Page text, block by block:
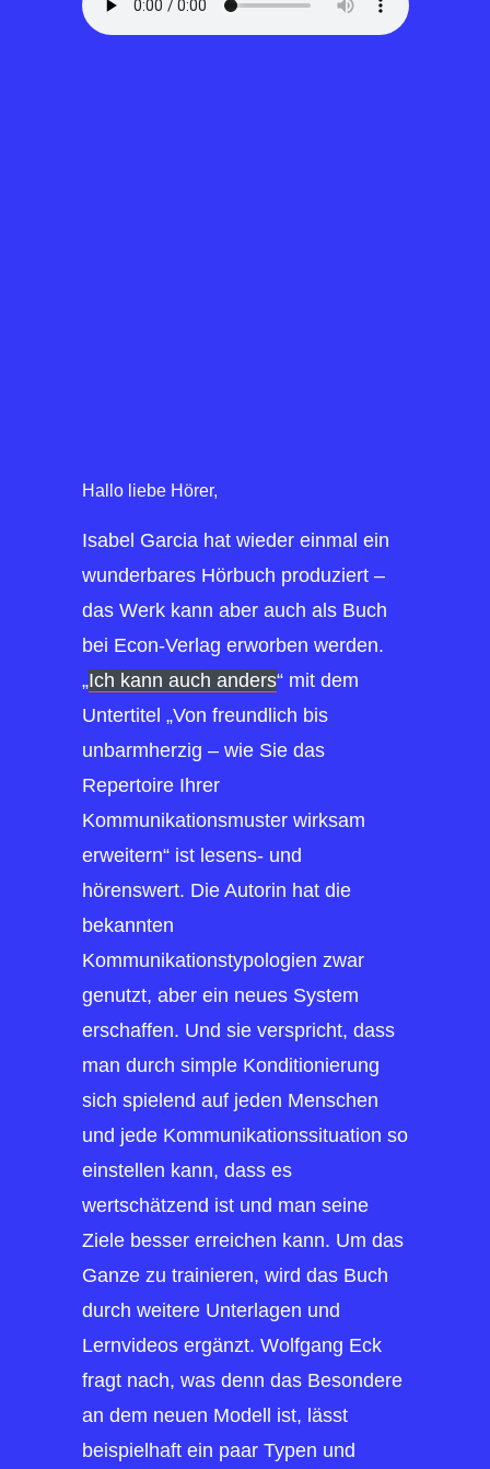
Hallo liebe Hörer,
Isabel Garcia hat wieder einmal ein
wunderbares Hörbuch produziert –
das Werk kann aber auch als Buch
bei Econ-Verlag erworben werden.
„Ich kann auch anders“ mit dem
Untertitel „Von freundlich bis
unbarmherzig – wie Sie das
Repertoire Ihrer
Kommunikationsmuster wirksam
erweitern“ ist lesens- und
hörenswert. Die Autorin hat die
bekannten
Kommunikationstypologien zwar
genutzt, aber ein neues System
erschaffen. Und sie verspricht, dass
man durch simple Konditionierung
sich spielend auf jeden Menschen
und jede Kommunikationssituation so
einstellen kann, dass es
wertschätzend ist und man seine
Ziele besser erreichen kann. Um das
Ganze zu trainieren, wird das Buch
durch weitere Unterlagen und
Lernvideos ergänzt. Wolfgang Eck
fragt nach, was denn das Besondere
an dem neuen Modell ist, lässt
beispielhaft ein paar Typen und